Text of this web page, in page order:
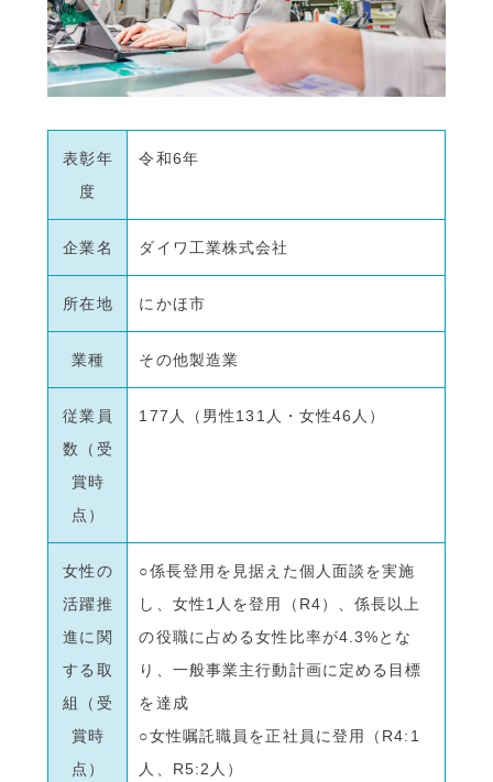
表彰年
度
令和6年
企業名 ダイワ工業株式会社
所在地 にかほ市
業種 その他製造業
従業員
数（受
賞時
点）
177人（男性131人・女性46人）
女性の
活躍推
進に関
する取
組（受
賞時
点）
○係長登用を見据えた個人面談を実施
し、女性1人を登用（R4）、係長以上
の役職に占める女性比率が4.3%とな
り、一般事業主行動計画に定める目標
を達成
○女性嘱託職員を正社員に登用（R4:1
人、R5:2人）